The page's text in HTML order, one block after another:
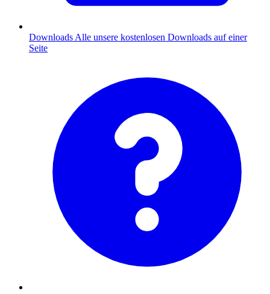
Downloads Alle unsere kostenlosen Downloads auf einer
Seite